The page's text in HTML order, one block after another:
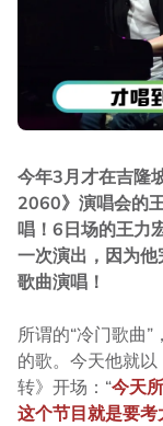
今年3月才在吉隆
2060》演唱会的
唱！6日场的王力
一次演出，因为
歌曲演唱！
所谓的“冷门歌曲
的歌。今天他就
转》开场：“今天
这个节目就是要